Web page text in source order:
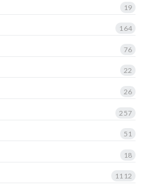
19
164
76
22
26
257
51
18
1112